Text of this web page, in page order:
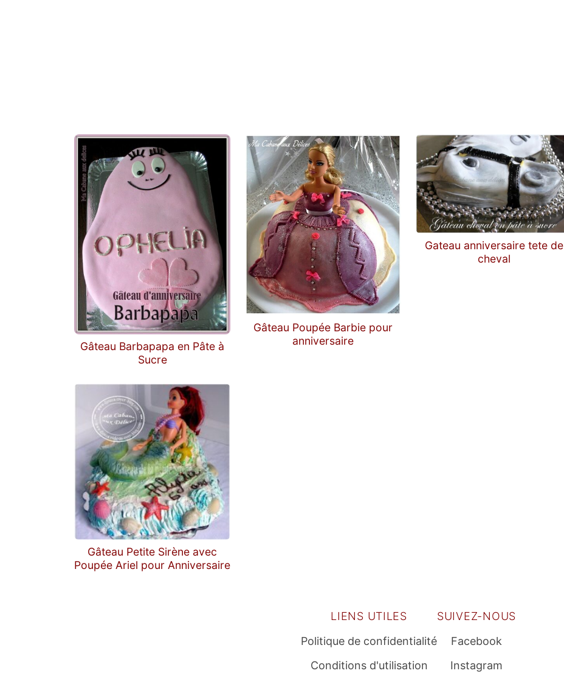
Gâteau Barbapapa en Pâte à
Sucre
Gâteau Poupée Barbie pour
anniversaire
Gateau anniversaire tete de
cheval
Gâteau Petite Sirène avec
Poupée Ariel pour Anniversaire
LIENS UTILES
Politique de confidentialité
Conditions d'utilisation
SUIVEZ-NOUS
Facebook
Instagram